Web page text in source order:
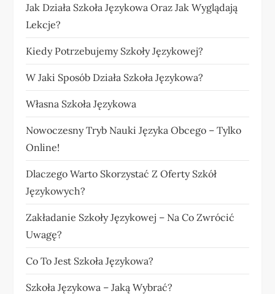
Jak Działa Szkoła Językowa Oraz Jak Wyglądają
Lekcje?
Kiedy Potrzebujemy Szkoły Językowej?
W Jaki Sposób Działa Szkoła Językowa?
Własna Szkoła Językowa
Nowoczesny Tryb Nauki Języka Obcego – Tylko
Online!
Dlaczego Warto Skorzystać Z Oferty Szkół
Językowych?
Zakładanie Szkoły Językowej – Na Co Zwrócić
Uwagę?
Co To Jest Szkoła Językowa?
Szkoła Językowa – Jaką Wybrać?